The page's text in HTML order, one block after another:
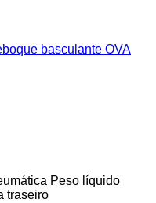
basculante OVA
Peso líquido
traseiro